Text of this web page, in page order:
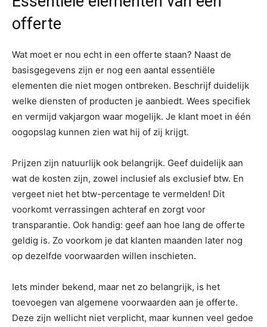
offerte
Wat moet er nou echt in een offerte staan? Naast de
basisgegevens zijn er nog een aantal essentiële
elementen die niet mogen ontbreken. Beschrijf duidelijk
welke diensten of producten je aanbiedt. Wees specifiek
en vermijd vakjargon waar mogelijk. Je klant moet in één
oogopslag kunnen zien wat hij of zij krijgt.
Prijzen zijn natuurlijk ook belangrijk. Geef duidelijk aan
wat de kosten zijn, zowel inclusief als exclusief btw. En
vergeet niet het btw-percentage te vermelden! Dit
voorkomt verrassingen achteraf en zorgt voor
transparantie. Ook handig: geef aan hoe lang de offerte
geldig is. Zo voorkom je dat klanten maanden later nog
op dezelfde voorwaarden willen inschieten.
Iets minder bekend, maar net zo belangrijk, is het
toevoegen van algemene voorwaarden aan je offerte.
Deze zijn wellicht niet verplicht, maar kunnen veel gedoe